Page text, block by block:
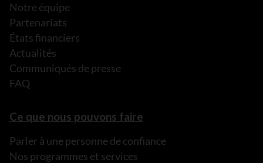
Notre équipe
Partenariats
États financiers
Actualités
Communiqués de presse
FAQ
Ce que nous pouvons faire
Parler à une personne de confiance
Nos programmes et services